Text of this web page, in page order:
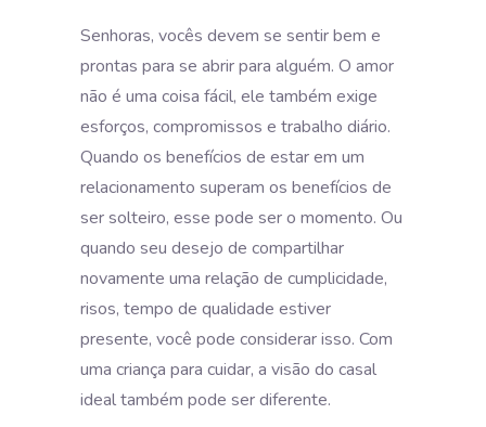
Senhoras, vocês devem se sentir bem e
prontas para se abrir para alguém. O amor
não é uma coisa fácil, ele também exige
esforços, compromissos e trabalho diário.
Quando os benefícios de estar em um
relacionamento superam os benefícios de
ser solteiro, esse pode ser o momento. Ou
quando seu desejo de compartilhar
novamente uma relação de cumplicidade,
risos, tempo de qualidade estiver
presente, você pode considerar isso. Com
uma criança para cuidar, a visão do casal
ideal também pode ser diferente.